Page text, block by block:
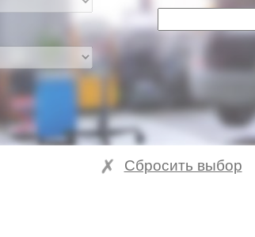
Сбросить выбор